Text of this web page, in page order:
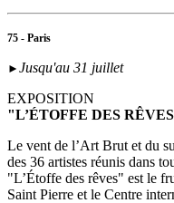
75 - Paris
► Jusqu'au 31 juillet
EXPOSITION
"L’ÉTOFFE DES
Le vent de l’Art Brut et du
des 36 artistes réunis dans
"L’Étoffe des rêves" est le
Saint Pierre et le Centre